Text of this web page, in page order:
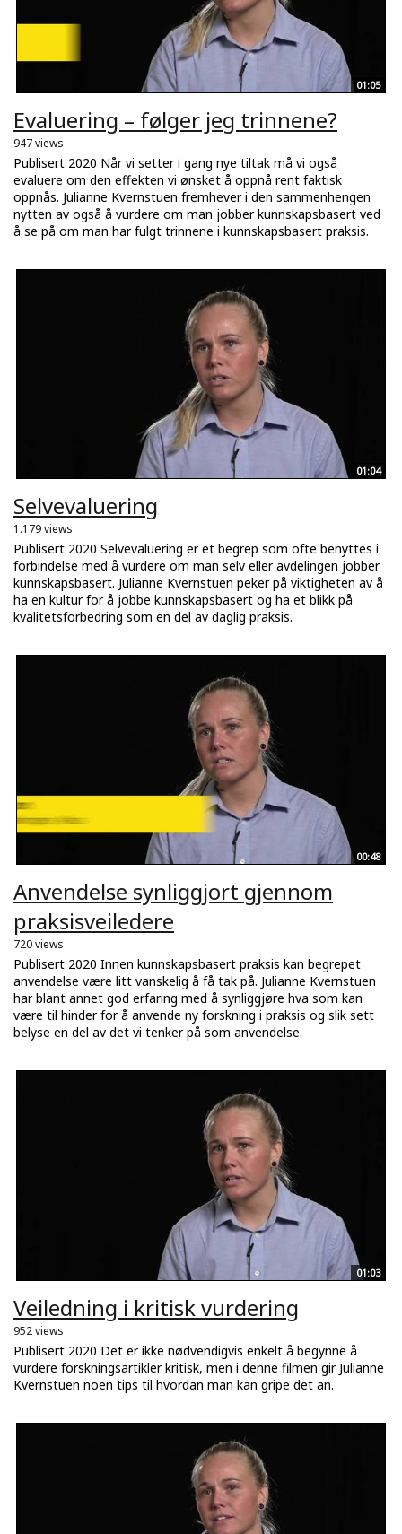
01:05
Evaluering – følger jeg trinnene?
947 views
Publisert 2020 Når vi setter i gang nye tiltak må vi også
evaluere om den effekten vi ønsket å oppnå rent faktisk
oppnås. Julianne Kvernstuen fremhever i den sammenhengen
nytten av også å vurdere om man jobber kunnskapsbasert ved
å se på om man har fulgt trinnene i kunnskapsbasert praksis.
01:04
Selvevaluering
1.179 views
Publisert 2020 Selvevaluering er et begrep som ofte benyttes i
forbindelse med å vurdere om man selv eller avdelingen jobber
kunnskapsbasert. Julianne Kvernstuen peker på viktigheten av å
ha en kultur for å jobbe kunnskapsbasert og ha et blikk på
kvalitetsforbedring som en del av daglig praksis.
00:48
Anvendelse synliggjort gjennom
praksisveiledere
720 views
Publisert 2020 Innen kunnskapsbasert praksis kan begrepet
anvendelse være litt vanskelig å få tak på. Julianne Kvernstuen
har blant annet god erfaring med å synliggjøre hva som kan
være til hinder for å anvende ny forskning i praksis og slik sett
belyse en del av det vi tenker på som anvendelse.
01:03
Veiledning i kritisk vurdering
952 views
Publisert 2020 Det er ikke nødvendigvis enkelt å begynne å
vurdere forskningsartikler kritisk, men i denne filmen gir Julianne
Kvernstuen noen tips til hvordan man kan gripe det an.